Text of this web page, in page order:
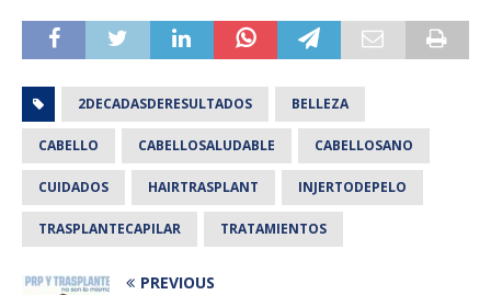
2DECADASDERESULTADOS BELLEZA
CABELLO CABELLOSALUDABLE CABELLOSANO
CUIDADOS HAIRTRASPLANT INJERTODEPELO
TRASPLANTECAPILAR TRATAMIENTOS
PREVIOUS